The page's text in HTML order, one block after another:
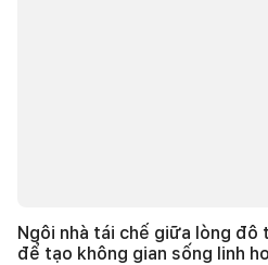
Ngôi nhà tái chế giữa lòng đô
để tạo không gian sống linh